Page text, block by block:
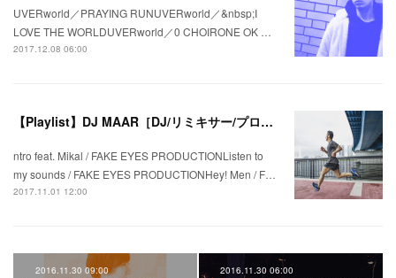
UVERworld／PRAYING RUNUVERworld／&nbsp;I
LOVE THE WORLDUVERworld／0 CHOIRONE OK …
2017.12.08 06:00
【Playlist】DJ MAAR［DJ/リミキサー/プロデューサー］編 ランニングシューズを切り口にした“走るためのプレイリスト”–「BROOKS GHOST10 ver.」
ntro feat. Mikal / FAKE EYES PRODUCTIONListen to
my sounds / FAKE EYES PRODUCTIONHey! Men / F…
2017.11.01 12:00
2016.11.30 09:00 2016.11.30 06:00